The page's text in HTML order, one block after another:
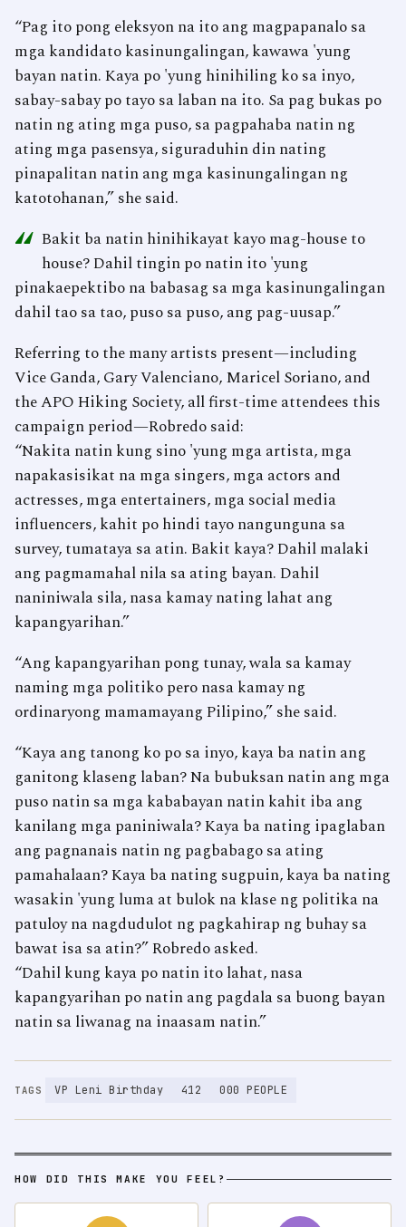
“Pag ito pong eleksyon na ito ang magpapanalo sa
mga kandidato kasinungalingan, kawawa 'yung
bayan natin. Kaya po 'yung hinihiling ko sa inyo,
sabay-sabay po tayo sa laban na ito. Sa pag bukas po
natin ng ating mga puso, sa pagpahaba natin ng
ating mga pasensya, siguraduhin din nating
pinapalitan natin ang mga kasinungalingan ng
katotohanan,” she said.
“ Bakit ba natin hinihikayat kayo mag-house to
house? Dahil tingin po natin ito 'yung
pinakaepektibo na babasag sa mga kasinungalingan
dahil tao sa tao, puso sa puso, ang pag-uusap.”
Referring to the many artists present—including
Vice Ganda, Gary Valenciano, Maricel Soriano, and
the APO Hiking Society, all first-time attendees this
campaign period—Robredo said:
“Nakita natin kung sino 'yung mga artista, mga
napakasisikat na mga singers, mga actors and
actresses, mga entertainers, mga social media
influencers, kahit po hindi tayo nangunguna sa
survey, tumataya sa atin. Bakit kaya? Dahil malaki
ang pagmamahal nila sa ating bayan. Dahil
naniniwala sila, nasa kamay nating lahat ang
kapangyarihan.”
“Ang kapangyarihan pong tunay, wala sa kamay
naming mga politiko pero nasa kamay ng
ordinaryong mamamayang Pilipino,” she said.
“Kaya ang tanong ko po sa inyo, kaya ba natin ang
ganitong klaseng laban? Na bubuksan natin ang mga
puso natin sa mga kababayan natin kahit iba ang
kanilang mga paniniwala? Kaya ba nating ipaglaban
ang pagnanais natin ng pagbabago sa ating
pamahalaan? Kaya ba nating sugpuin, kaya ba nating
wasakin 'yung luma at bulok na klase ng politika na
patuloy na nagdudulot ng pagkahirap ng buhay sa
bawat isa sa atin?” Robredo asked.
“Dahil kung kaya po natin ito lahat, nasa
kapangyarihan po natin ang pagdala sa buong bayan
natin sa liwanag na inaasam natin.”
TAGS VP Leni Birthday 412 000 PEOPLE
HOW DID THIS MAKE YOU FEEL?